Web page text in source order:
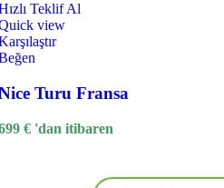
Teklif Al
view
Turu Fransa
€ 'dan itibaren